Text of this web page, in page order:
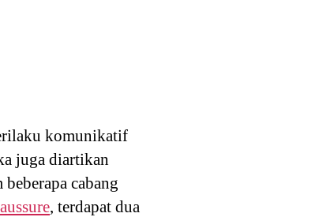
komunikatif
juga diartikan
cabang
, terdapat dua